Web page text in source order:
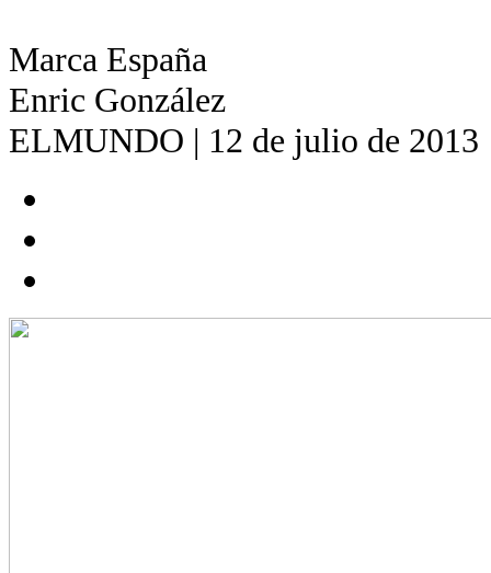
Marca España
Enric González
ELMUNDO | 12 de julio de 2013